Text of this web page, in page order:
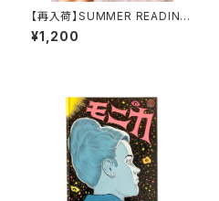
【再入荷】SUMMER READING
ZINE 2025
¥1,200